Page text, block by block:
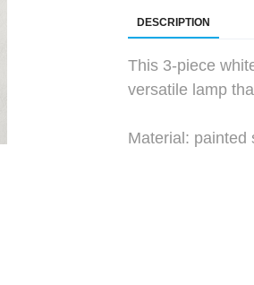
DESCRIPTION
This 3-piece
versatile lamp
Material: painted